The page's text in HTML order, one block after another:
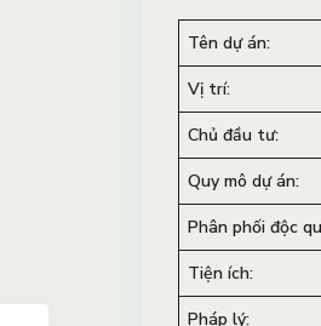
Tên dự án:
Vị trí:
Chủ đầu tư:
Quy mô dự án:
Phân phối độc
Tiện ích:
Pháp lý: